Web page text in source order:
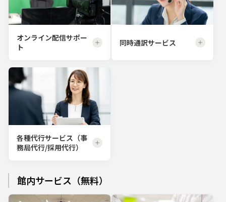
オンライン配信サポー
ト
同時通訳サービス
各種代行サービス（事
務局代行/採用代行）
館内サービス（無料）